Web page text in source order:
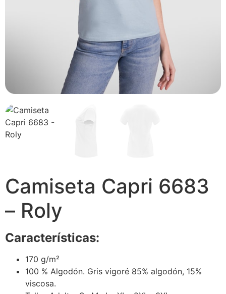
Camiseta Capri 6683
– Roly
€
€
Características:
170 g/m²
100 % Algodón. Gris vigoré 85% algodón, 15%
viscosa.